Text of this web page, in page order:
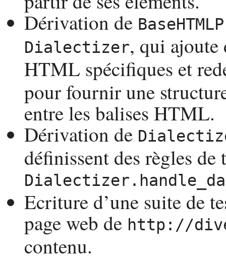
Dérivation de
Dialectizer, qui ajoute
HTML spécifiques et
pour fournir une
entre les balises HTML.
Dérivation de
définissent des règles
Ecriture d’une suite de
page web de http://
contenu.